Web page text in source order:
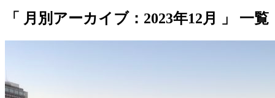
「 月別アーカイブ：2023年12月 」 一覧